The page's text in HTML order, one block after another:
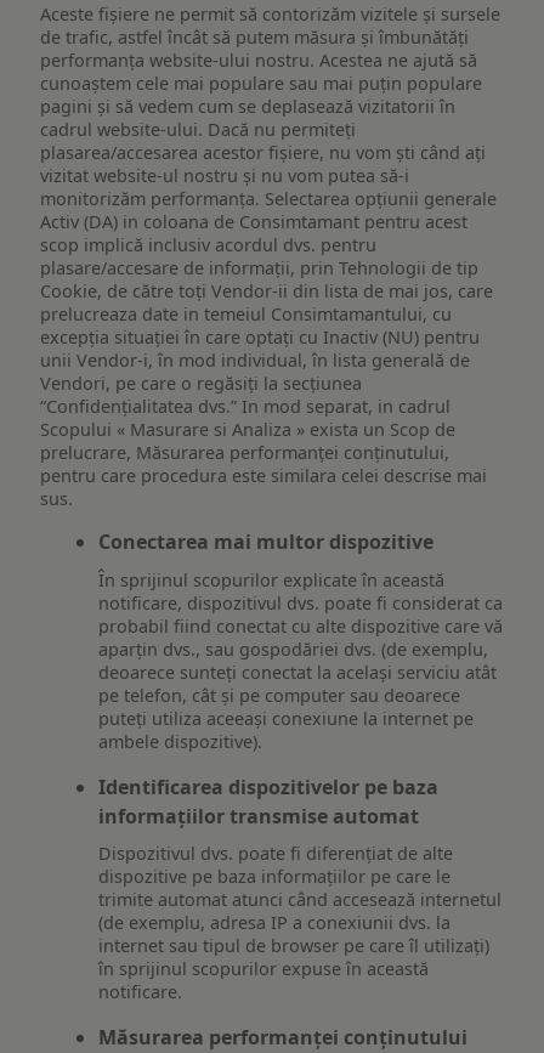
Aceste fișiere ne permit să contorizăm vizitele și sursele
de trafic, astfel încât să putem măsura și îmbunătăți
performanța website-ului nostru. Acestea ne ajută să
cunoaștem cele mai populare sau mai puțin populare
pagini și să vedem cum se deplasează vizitatorii în
cadrul website-ului. Dacă nu permiteți
plasarea/accesarea acestor fișiere, nu vom ști când ați
vizitat website-ul nostru și nu vom putea să-i
monitorizăm performanța. Selectarea opțiunii generale
Activ (DA) in coloana de Consimtamant pentru acest
scop implică inclusiv acordul dvs. pentru
plasare/accesare de informații, prin Tehnologii de tip
Cookie, de către toți Vendor-ii din lista de mai jos, care
prelucreaza date in temeiul Consimtamantului, cu
excepția situației în care optați cu Inactiv (NU) pentru
unii Vendor-i, în mod individual, în lista generală de
Vendori, pe care o regăsiți la secțiunea
“Confidențialitatea dvs.” In mod separat, in cadrul
Scopului « Masurare si Analiza » exista un Scop de
prelucrare, Măsurarea performanței conținutului,
pentru care procedura este similara celei descrise mai
sus.
Conectarea mai multor dispozitive
În sprijinul scopurilor explicate în această
notificare, dispozitivul dvs. poate fi considerat ca
probabil fiind conectat cu alte dispozitive care vă
aparțin dvs., sau gospodăriei dvs. (de exemplu,
deoarece sunteți conectat la același serviciu atât
pe telefon, cât și pe computer sau deoarece
puteți utiliza aceeași conexiune la internet pe
ambele dispozitive).
Identificarea dispozitivelor pe baza
informațiilor transmise automat
Dispozitivul dvs. poate fi diferențiat de alte
dispozitive pe baza informațiilor pe care le
trimite automat atunci când accesează internetul
(de exemplu, adresa IP a conexiunii dvs. la
internet sau tipul de browser pe care îl utilizați)
în sprijinul scopurilor expuse în această
notificare.
Măsurarea performanței conținutului